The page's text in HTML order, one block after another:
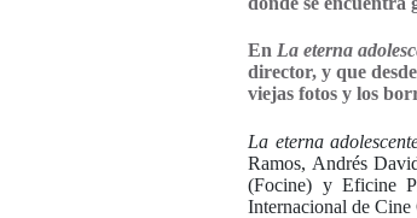
EnLa eterna
director, y que
viejas fotos y los
La eterna
Ramos, Andrés
(Focine) y Eficine
Internacional de Cine